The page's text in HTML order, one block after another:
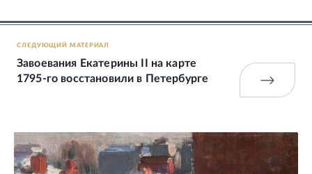
СЛЕДУЮЩИЙ МАТЕРИАЛ
Завоевания Екатерины II на карте
1795-го восстановили в Петербурге